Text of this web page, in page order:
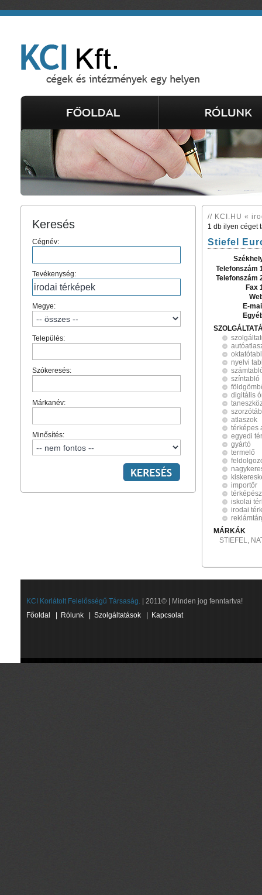
Keresés
Cégnév:
Tevékenység:
Megye:
Település:
Szókeresés:
Márkanév:
Minősítés:
// KCI.HU «
1 db ilyen céget
Stiefel
Telefonszám
Telefonszám
Fax
E-
nyelvi
színtabló
digitális
atlaszok
térképes
egyedi
gyártó
termelő
importőr
iskolai
irodai
MÁRKÁK
STIEFEL,
KCI Korlátolt Felelősségű Társaság. | 2011© | Minden jog fenntartva!
Főoldal
Rólunk Szolgáltatások Kapcsolat